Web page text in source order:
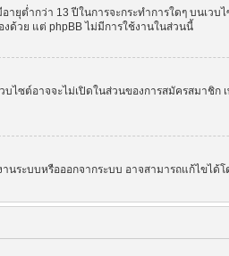
ยุต่ำกว่า 13 ปีในการจะกระทำการใดๆ บนเว
ด้วย แต่ phpBB ไม่มีการใช้งานในส่วนนี้
ซต์อาจจะไม่เปิดในส่วนของการสมัครสมาชิ
ระบบหรือออกจากระบบ อาจสามารถแก้ไขได้